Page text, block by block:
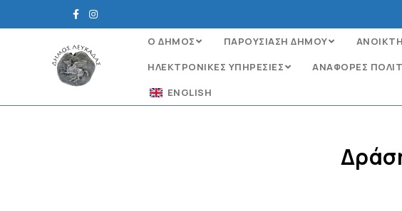
Ο ΔΗΜΟΣ ΠΑΡΟΥΣΙΑΣΗ ΔΗΜΟΥ
ΗΛΕΚΤΡΟΝΙΚΈΣ ΥΠΗΡΕΣΊΕΣ
ΑΝΑΦΟΡΈΣ
ENGLISH